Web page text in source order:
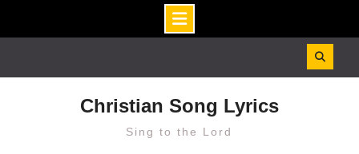
Christian Song Lyrics
Sing to the Lord